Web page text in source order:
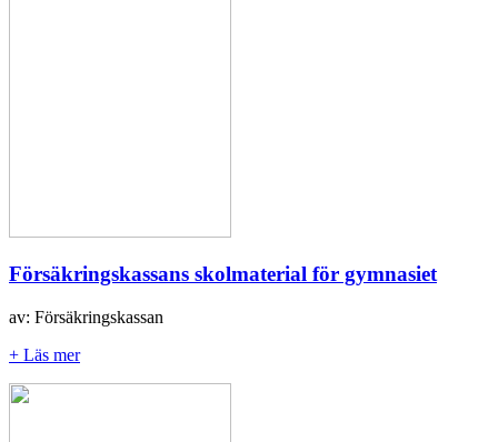
Försäkringskassans skolmaterial för gymnasiet
av: Försäkringskassan
+ Läs mer